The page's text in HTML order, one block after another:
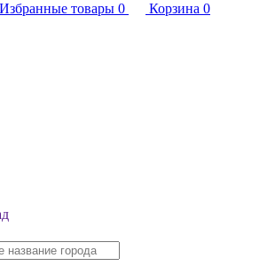
Избранные товары 0 Корзина 0